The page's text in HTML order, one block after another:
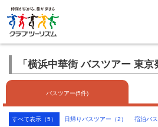
「横浜中華街 バスツアー 東
バスツアー(5件)
すべて表示（5） 日帰りバスツアー（2） 宿泊バ